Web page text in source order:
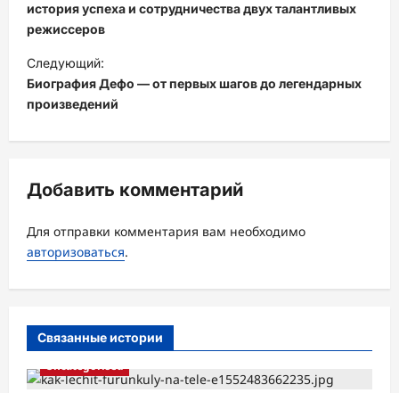
в
и
г
а
я
з
а
п
и
история успеха и сотрудничества двух талантливых
режиссеров
Следующий:
Биография Дефо — от первых шагов до легендарных
произведений
Добавить комментарий
Для отправки комментария вам необходимо
авторизоваться.
Связанные истории
Uncategorised